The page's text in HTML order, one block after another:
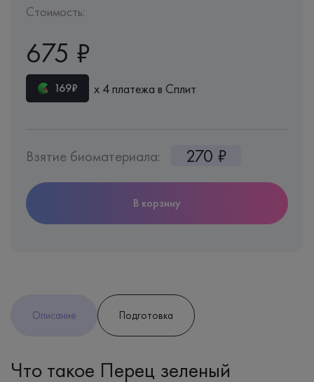
Стоимость:
675 ₽
169₽ х 4 платежа в Сплит
Взятие биоматериала: 270 ₽
В корзину
Описание Подготовка
Что такое Перец зеленый